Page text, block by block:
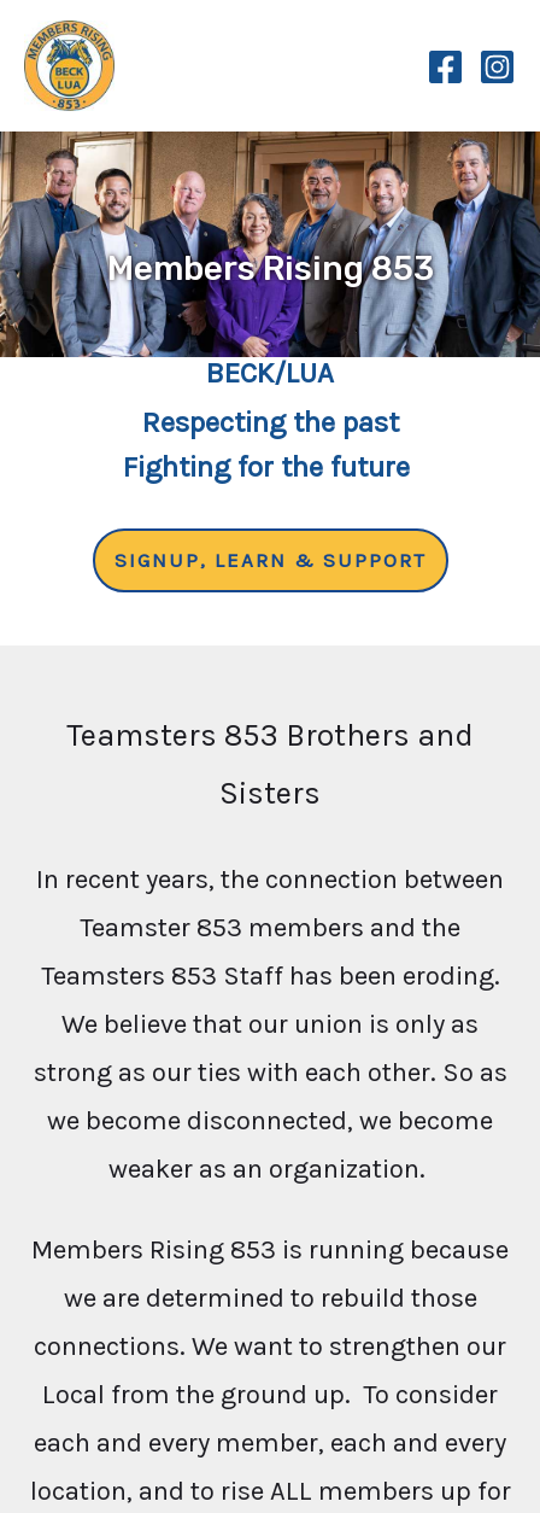
content
Members Rising 853
BECK/LUA
Respecting the past
Fighting for the future
SIGNUP, LEARN & SUPPORT
Teamsters 853 Brothers and
Sisters
In recent years, the connection between
Teamster 853 members and the
Teamsters 853 Staff has been eroding.
We believe that our union is only as
strong as our ties with each other. So as
we become disconnected, we become
weaker as an organization.
Members Rising 853 is running because
we are determined to rebuild those
connections. We want to strengthen our
Local from the ground up. To consider
each and every member, each and every
location, and to rise ALL members up for